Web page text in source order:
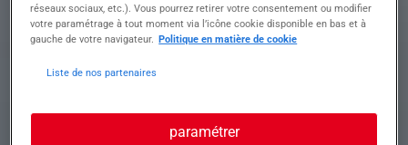
Profil recherché
Formation et expérience Nous recherchons un(e)
FRAISEUR CN H/F passionné(e) par la précision
réseaux sociaux, etc.). Vous pourrez retirer votre consentement ou modifier
votre paramétrage à tout moment via l’icône cookie disponible en bas et à
gauche de votre navigateur. Politique en matière de cookie
Liste de nos partenaires
paramétrer